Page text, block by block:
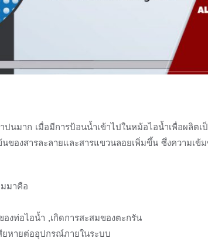
นมาก เมื่อมีการป้อนน้ำเข้าไปในหม้อไอน้ำเพื่อผลิต
นของสารละลายและสารแขวนลอยเพิ่มขึ้น ซึ่งความ
มาคือ
ท่อไอน้ำ ,เกิดการสะสมของตะกรัน
หายต่ออุปกรณ์ภายในระบบ